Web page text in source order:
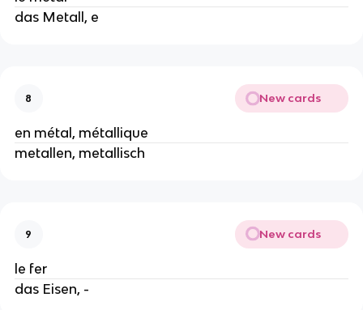
das Metall, e
8 New cards
en métal, métallique
metallen, metallisch
9 New cards
le fer
das Eisen, -